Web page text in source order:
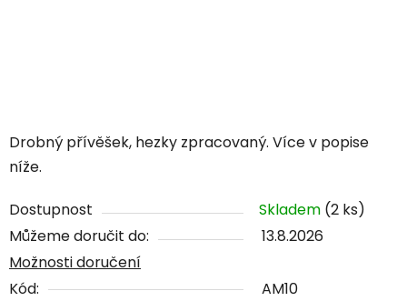
Drobný přívěšek, hezky zpracovaný. Více v popise
níže.
Dostupnost Skladem (2 ks)
Můžeme doručit do:
13.8.2026
Možnosti doručení
Kód:
AM10